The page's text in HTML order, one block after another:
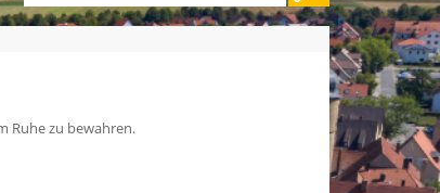
Ruhe zu bewahren.